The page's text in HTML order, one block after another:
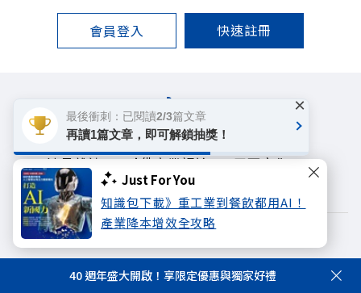
Just For You
知識包下載》重工業到餐飲都用AI！
產業降本增效全攻略
會員登入 快速註冊
遠見雜誌 哈佛商業評論
天下文化
未來親子學習平台
50+
Copyright© 1999~2026
40 週年盛大開啟！享限定優惠與獨家好禮
最後衝刺：已閱讀2/3篇文章
再讀1篇文章，即可解鎖抽獎！
×